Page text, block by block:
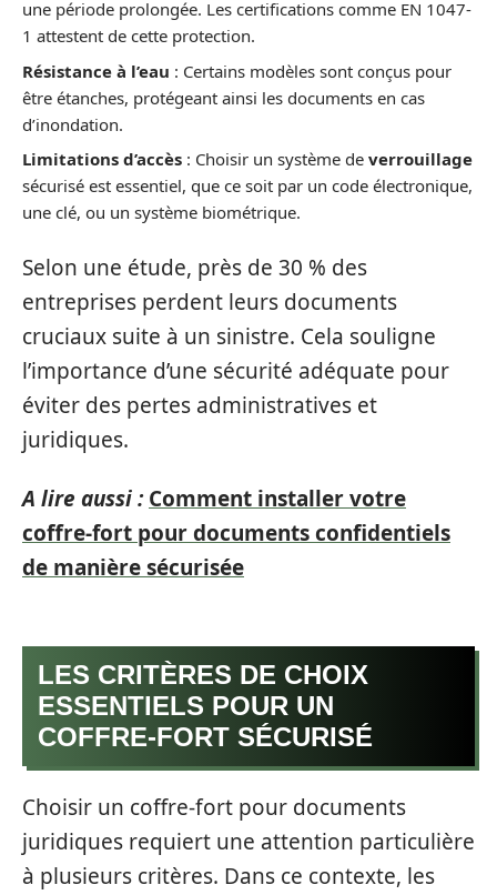
une période prolongée. Les certifications comme EN 1047-
1 attestent de cette protection.
Résistance à l’eau : Certains modèles sont conçus pour
être étanches, protégeant ainsi les documents en cas
d’inondation.
Limitations d’accès : Choisir un système de verrouillage
sécurisé est essentiel, que ce soit par un code électronique,
une clé, ou un système biométrique.
Selon une étude, près de 30 % des
entreprises perdent leurs documents
cruciaux suite à un sinistre. Cela souligne
l’importance d’une sécurité adéquate pour
éviter des pertes administratives et
juridiques.
A lire aussi : Comment installer votre
coffre-fort pour documents confidentiels
de manière sécurisée
LES CRITÈRES DE CHOIX
ESSENTIELS POUR UN
COFFRE-FORT SÉCURISÉ
Choisir un coffre-fort pour documents
juridiques requiert une attention particulière
à plusieurs critères. Dans ce contexte, les